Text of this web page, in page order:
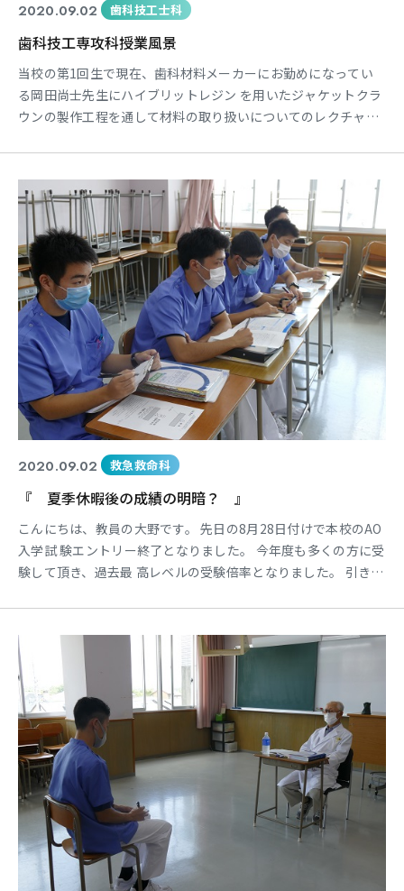
2020.09.02 歯科技工士科
歯科技工専攻科授業風景
当校の第1回生で現在、歯科材料メーカーにお勤めになってい
る岡田尚士先生にハイブリットレジン を用いたジャケットクラ
ウンの製作工程を通して材料の取り扱いについてのレクチャー
科のお仕事をなさっていることに歴史を感じますね) &nb
2020.09.02 救急救命科
『 夏季休暇後の成績の明暗？ 』
こんにちは、教員の大野です。 先日の8月28日付けで本校のAO
入学試 験エントリー終了となりました。 今年度も多くの方に受
験して頂き、過去最 高レベルの受験倍率となりました。 引き続
終了し て、後期日程の講義が再開しております。 今年は新型コ
ロナウイルス感染症の拡大防 止に併せて